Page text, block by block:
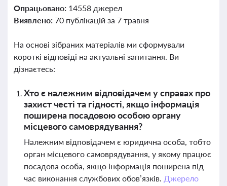
Опрацьовано: 14558 джерел
Виявлено: 70 публікацій за 7 травня
На основі зібраних матеріалів ми сформували
короткі відповіді на актуальні запитання. Ви
дізнаєтесь:
Хто є належним відповідачем у справах про
захист честі та гідності, якщо інформація
поширена посадовою особою органу
місцевого самоврядування?
Належним відповідачем є юридична особа, тобто
орган місцевого самоврядування, у якому працює
посадова особа, якщо інформація поширена під
час виконання службових обов’язків. Джерело